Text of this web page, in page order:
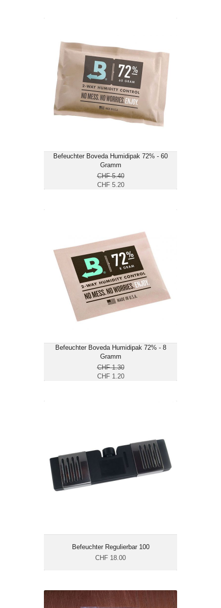
Befeuchter Boveda Humidipak 72% - 60
Gramm
CHF 5.40
CHF 5.20
CHF 5.20
Masse cm: 13.5 x 9
Befeuchter Boveda Humidipak 72% - 8
Gramm
CHF 1.30
CHF 1.20
CHF 1.20
Masse cm: 7 x 6.5
Befeuchter Regulierbar 100
CHF 18.00
Masse cm: 16.8 x 6.6 x
1.9
Befeuchterkristalle Acrylpolymer 13g